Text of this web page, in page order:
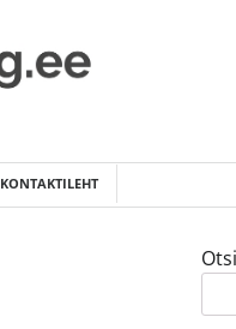
KONTAKTILEHT
Otsi